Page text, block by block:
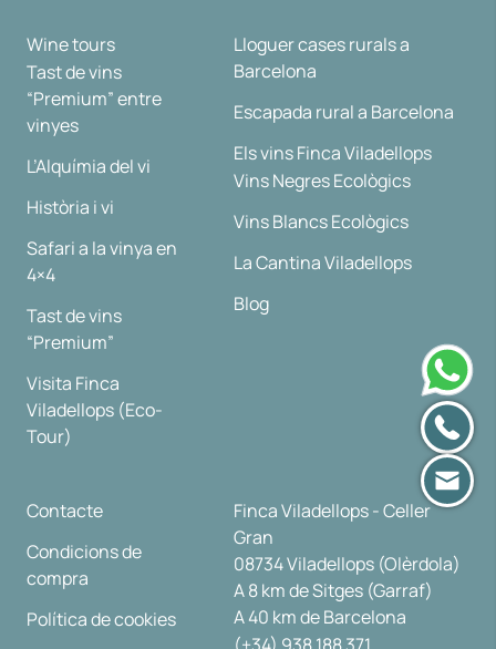
Wine tours
Tast de vins
“Premium” entre
vinyes
L’Alquímia del vi
Història i vi
Safari a la vinya en
4×4
Tast de vins
“Premium”
Visita Finca
Viladellops (Eco-
Tour)
Lloguer cases rurals a
Barcelona
Escapada rural a Barcelona
Els vins Finca Viladellops
Vins Negres Ecològics
Vins Blancs Ecològics
La Cantina Viladellops
Blog
Contacte
Condicions de
compra
Política de cookies
Finca Viladellops - Celler
Gran
08734 Viladellops (Olèrdola)
A 8 km de Sitges (Garraf)
A 40 km de Barcelona